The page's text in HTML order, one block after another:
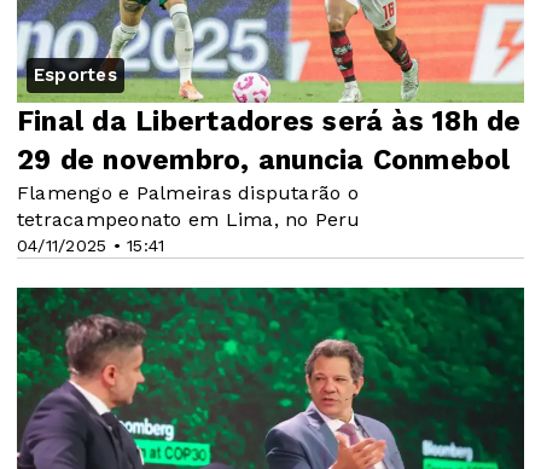
Esportes
04/11/2025 • 15:41
Final da Libertadores será às 18h de
29 de novembro, anuncia Conmebol
Flamengo e Palmeiras disputarão o
tetracampeonato em Lima, no Peru